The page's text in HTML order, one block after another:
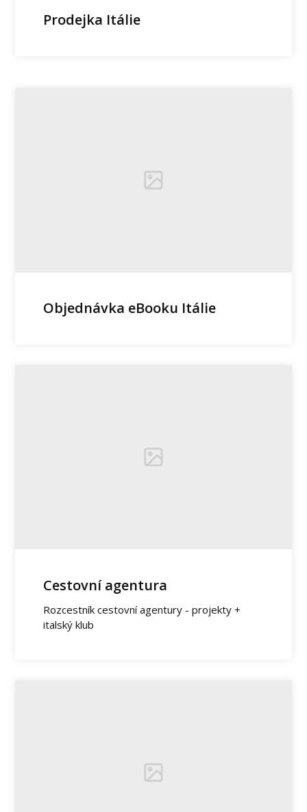
Prodejka Itálie
Objednávka eBooku Itálie
Cestovní agentura
Rozcestník cestovní agentury - projekty +
italský klub